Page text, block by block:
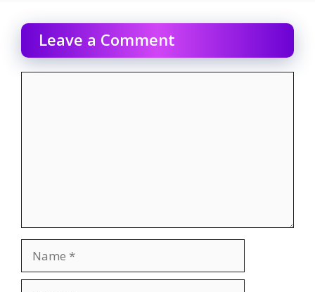
Leave a Comment